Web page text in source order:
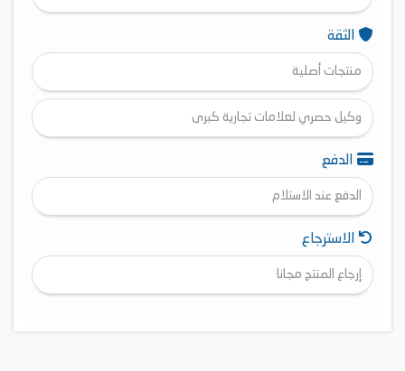
الثقة
منتجات أصلية
وكيل حصري لعلامات تجارية كبرى
الدفع
الدفع عند الاستلام
الاسترجاع
إرجاع المنتج مجانا